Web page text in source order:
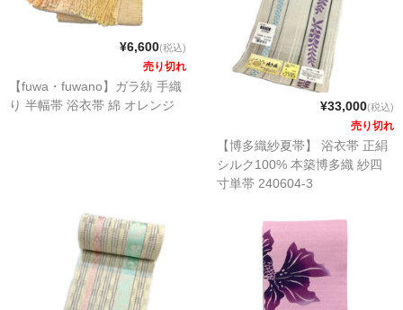
¥6,600(税込)
売り切れ
【fuwa・fuwano】ガラ紡 手織
り 半幅帯 浴衣帯 綿 オレンジ
¥33,000(税込)
売り切れ
【博多織紗夏帯】 浴衣帯 正絹
シルク100% 本築博多織 紗四
寸単帯 240604-3